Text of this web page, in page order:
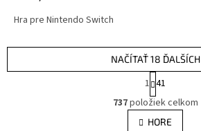
Hra pre Nintendo Switch
O
v
l
NAČÍTAŤ 18 ĎALŠÍCH
S
t
r
á
n
1 41
737položiek celkom
HORE